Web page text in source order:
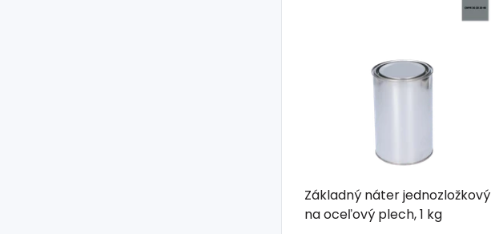
Základný náter jednozložkový
na oceľový plech, 1 kg